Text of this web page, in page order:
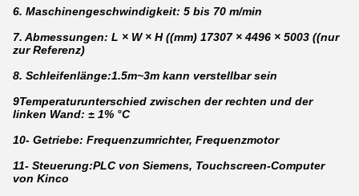
6. Maschinengeschwindigkeit: 5 bis 70 m/min
7. Abmessungen: L × W × H ((mm) 17307 × 4496 × 5003 ((nur
zur Referenz)
8. Schleifenlänge:1.5m~3m kann verstellbar sein
9Temperaturunterschied zwischen der rechten und der
linken Wand: ± 1% °C
10- Getriebe: Frequenzumrichter, Frequenzmotor
11- Steuerung:PLC von Siemens, Touchscreen-Computer
von Kinco